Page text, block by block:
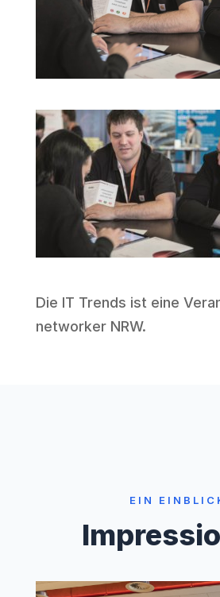
Die IT Trends ist eine
networker NRW.
EIN